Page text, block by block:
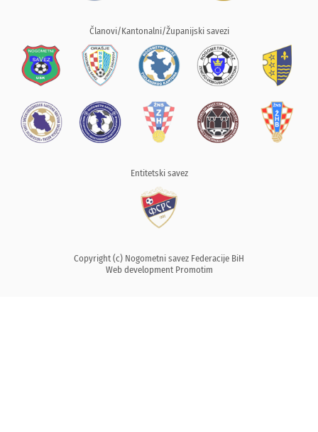
Članovi/Kantonalni/Županijski savezi
Entitetski savez
Copyright (c) Nogometni savez Federacije BiH
Web development Promotim